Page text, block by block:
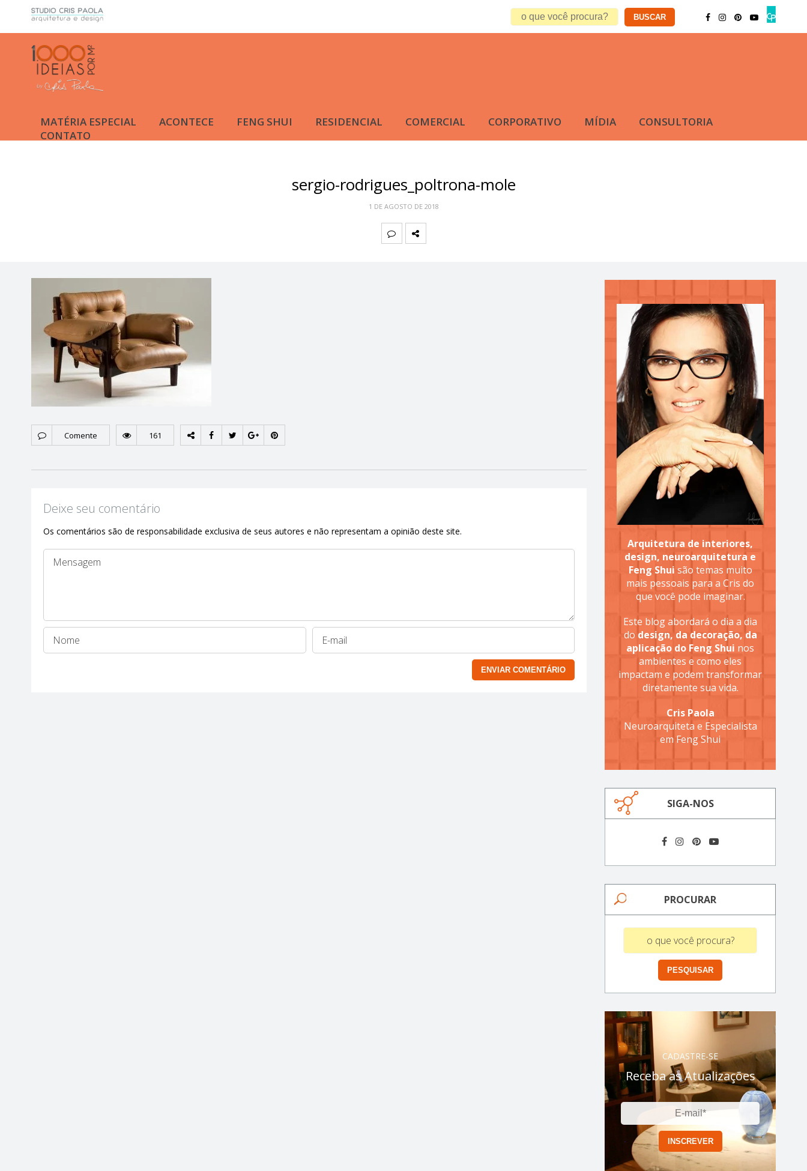
MATÉRIA ESPECIAL ACONTECE FENG SHUI RESIDENCIAL COMERCIAL CORPORATIVO MÍDIA
CONSULTORIA
CONTATO
sergio-rodrigues_poltrona-mole
1 DE AGOSTO DE 2018
Comente 161
Deixe seu comentário
Os comentários são de responsabilidade exclusiva de seus autores e não representam a opinião deste site.
Arquitetura de interiores,
design, neuroarquitetura e
Feng Shui são temas muito
mais pessoais para a Cris do
que você pode imaginar.
Este blog abordará o dia a dia
do design, da decoração, da
aplicação do Feng Shui nos
ambientes e como eles
impactam e podem transformar
diretamente sua vida.
Cris Paola
Neuroarquiteta e Especialista
em Feng Shui
SIGA-NOS
PROCURAR
CADASTRE-SE
Receba as Atualizações